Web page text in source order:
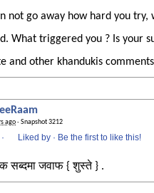
not go away how hard you try,
What triggered you ? Is your
and other khandukis
ago· Snapshot 3212
· Liked by · Be the first to like this!
सब्दमा जवाफ { शुस्ते } .